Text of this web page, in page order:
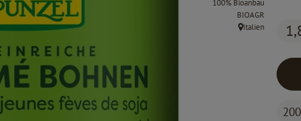
100% Bioanbau
, Kontrollstelle:
BIOAGR
, Herkunft:
Italien